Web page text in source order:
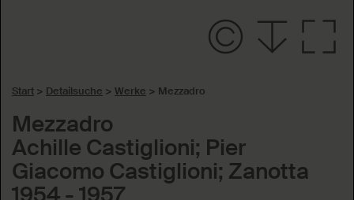
Start > Detailsuche > Werke > Mezzadro
Mezzadro
Achille Castiglioni; Pier
Giacomo Castiglioni; Zanotta